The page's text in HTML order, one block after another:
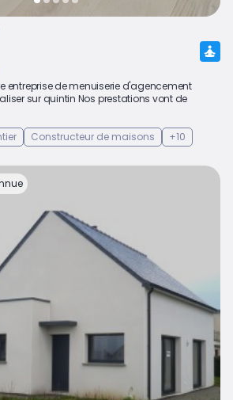
entreprise de menuiserie d'agencement
sur quintin Nos prestations vont de
Constructeur de maisons +10